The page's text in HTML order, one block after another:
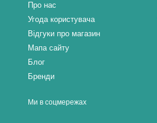
Про нас
Угода користувача
Відгуки про магазин
Мапа сайту
Блог
Бренди
Ми в соцмережах